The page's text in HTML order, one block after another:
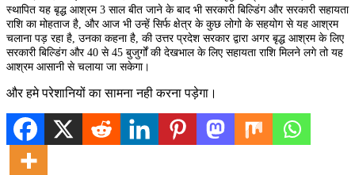
स्थापित यह बृद्ध आश्रम 3 साल बीत जाने के बाद भी सरकारी बिल्डिंग और सरकारी सहायता
राशि का मोहताज है, और आज भी उन्हें सिर्फ क्षेत्र के कुछ लोगो के सहयोग से यह आश्रम
चलाना पड़ रहा है, उनका कहना है, की उत्तर प्रदेश सरकार द्वारा अगर बृद्ध आश्रम के लिए
सरकारी बिल्डिंग और 40 से 45 बुजुर्गों की देखभाल के लिए सहायता राशि मिलने लगे तो यह
आश्रम आसानी से चलाया जा सकेगा।
और हमे परेशानियों का सामना नही करना पड़ेगा।